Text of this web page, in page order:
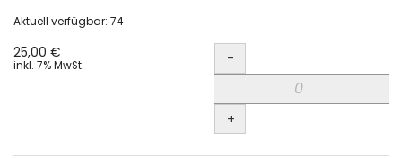
Aktuell verfügbar: 74
25,00 €
inkl. 7% MwSt. Menge
-
+